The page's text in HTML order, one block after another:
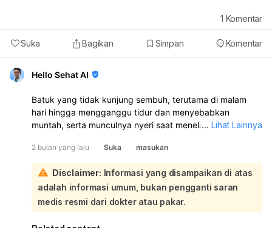
Suka Bagikan Simpan Komentar
1 Komentar
Hello Sehat AI
Batuk yang tidak kunjung sembuh, terutama di malam
hari hingga mengganggu tidur dan menyebabkan
muntah, serta munculnya nyeri saat menelan,
lebih lanjut meskipun gejala pegal-pegal dan pusing
sudah membaik:
Beberapa kemungkinan penyebab batuk yang persisten,
terutama di malam hari, dan nyeri menelan antara lain:
Sisa Lendir (Post Nasal Drip):Lendir yang menumpuk
di saluran napas dapat menyebabkan rasa gatal dan
... Lihat Lainnya
2 bulan yang lalu Suka masukan
Disclaimer: Informasi yang disampaikan di atas
adalah informasi umum, bukan pengganti saran
medis resmi dari dokter atau pakar.